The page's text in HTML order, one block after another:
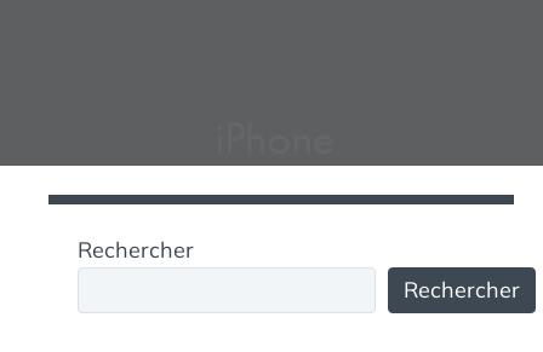
Rechercher
Rechercher